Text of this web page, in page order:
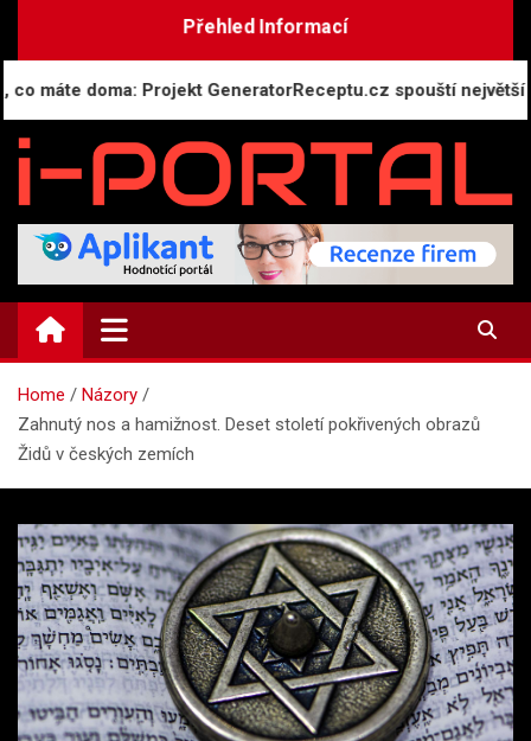
Přehled Informací
Projekt GeneratorReceptu.cz spouští největší českou
i-PORTAL.CZ
Public relations | Informační portál
Home
Názory
Zahnutý nos a hamižnost. Deset století pokřivených obrazů
Židů v českých zemích